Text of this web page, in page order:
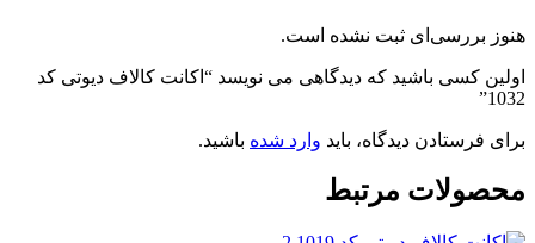
هنوز بررسی‌ای ثبت نشده است.
اولین کسی باشید که دیدگاهی می نویسد “اکانت کالاف دیوتی کد
1032”
برای فرستادن دیدگاه، باید وارد شده باشید.
محصولات مرتبط